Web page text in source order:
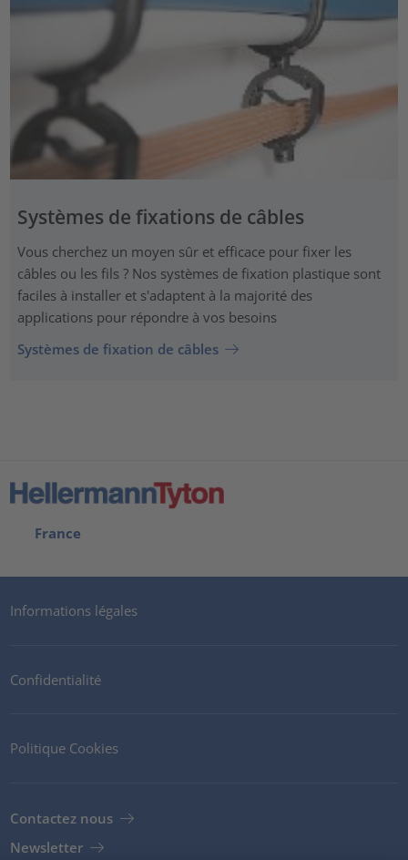
Systèmes de fixations de câbles
Vous cherchez un moyen sûr et efficace pour fixer les
câbles ou les fils ? Nos systèmes de fixation plastique sont
faciles à installer et s'adaptent à la majorité des
applications pour répondre à vos besoins
Systèmes de fixation de câbles
France
Informations légales
Confidentialité
Politique Cookies
Contactez nous
Newsletter